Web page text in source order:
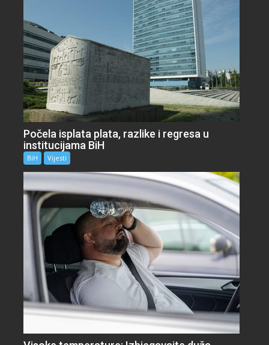
Počela isplata plata, razlike i regresa u
institucijama BiH
BiH Vijesti